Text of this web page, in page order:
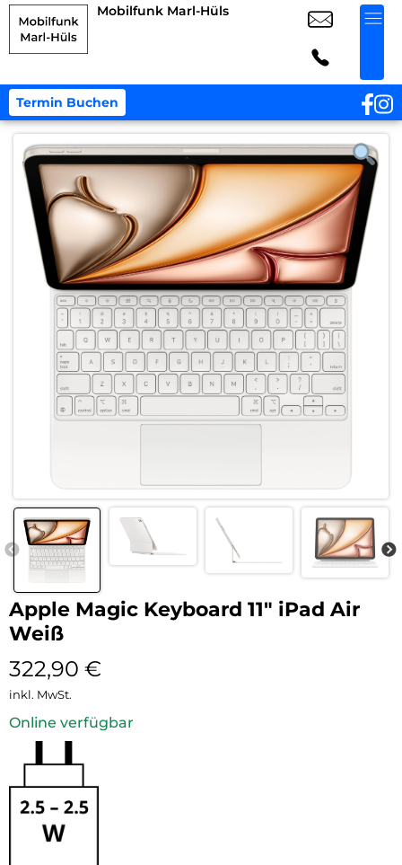
Mobilfunk Marl-Hüls
Termin Buchen
Apple Magic Keyboard 11″ iPad Air
Weiß
322,90 €
inkl. MwSt.
Online verfügbar